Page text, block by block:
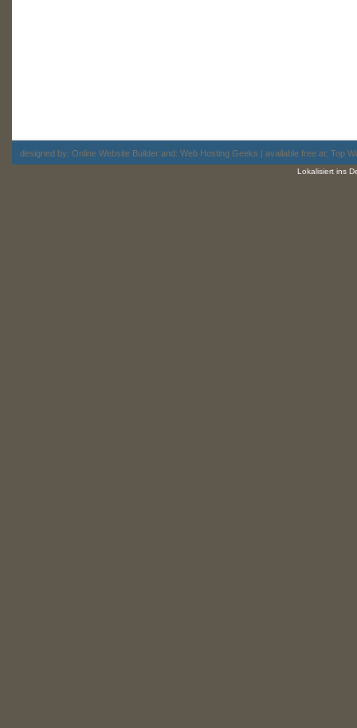
designed by: Online Website Builder and: Web Hosting Geeks | available free at: Top
Lokalisiert ins